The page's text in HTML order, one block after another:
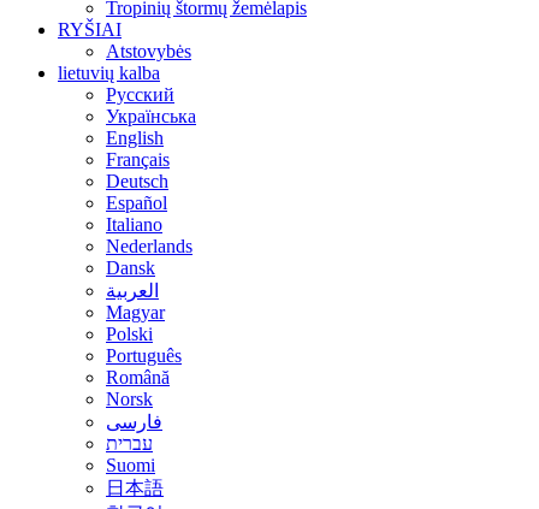
Tropinių štormų žemėlapis
RYŠIAI
Atstovybės
lietuvių kalba
Русский
Українська
English
Français
Deutsch
Español
Italiano
Nederlands
Dansk
العربية
Magyar
Polski
Português
Română
Norsk
فارسی
עברית
Suomi
日本語